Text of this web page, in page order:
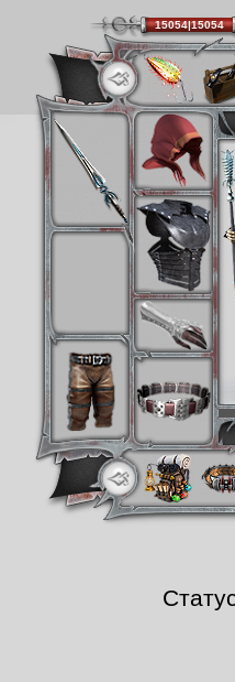
15054|15054